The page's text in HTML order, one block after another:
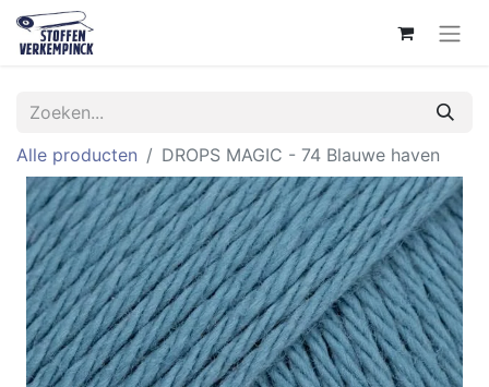
Alle producten DROPS MAGIC - 74 Blauwe haven